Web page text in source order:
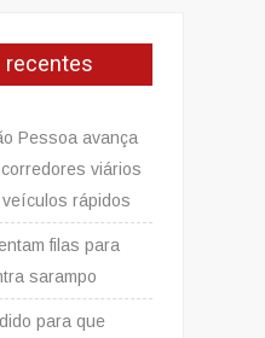
recentes
Pessoa avança
viários
rápidos
filas para
sarampo
para que